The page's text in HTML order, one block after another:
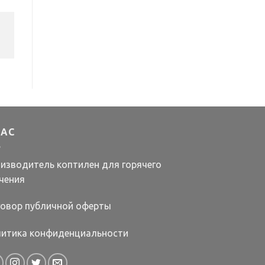
коптилен для горячего
публичной оферты
конфиденциальности